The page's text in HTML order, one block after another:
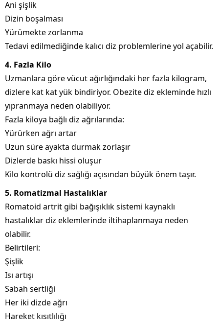
Ani şişlik
Dizin boşalması
Yürümekte zorlanma
Tedavi edilmediğinde kalıcı diz problemlerine yol açabilir.
4. Fazla Kilo
Uzmanlara göre vücut ağırlığındaki her fazla kilogram,
dizlere kat kat yük bindiriyor. Obezite diz ekleminde hızlı
yıpranmaya neden olabiliyor.
Fazla kiloya bağlı diz ağrılarında:
Yürürken ağrı artar
Uzun süre ayakta durmak zorlaşır
Dizlerde baskı hissi oluşur
Kilo kontrolü diz sağlığı açısından büyük önem taşır.
5. Romatizmal Hastalıklar
Romatoid artrit gibi bağışıklık sistemi kaynaklı
hastalıklar diz eklemlerinde iltihaplanmaya neden
olabilir.
Belirtileri:
Şişlik
Isı artışı
Sabah sertliği
Her iki dizde ağrı
Hareket kısıtlılığı